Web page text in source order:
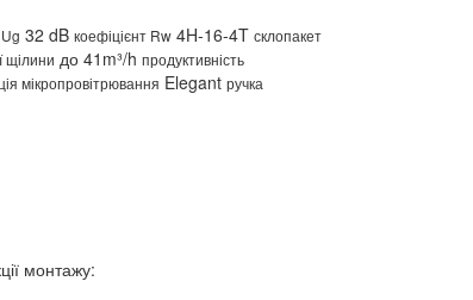
32 dB коефіцієнт Rw 4H-16-4T склопакет
щілини до 41m³/h продуктивність
мікропровітрювання Elegant ручка
монтажу: